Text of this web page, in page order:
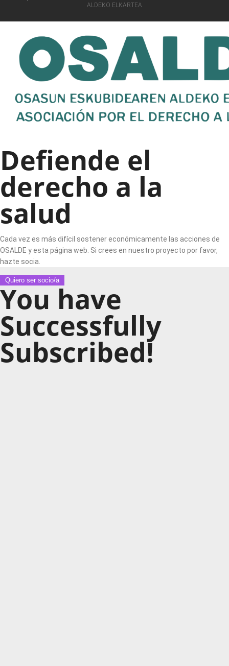
ALDEKO ELKARTEA
Defiende el
derecho a la
salud
Cada vez es más difícil sostener económicamente las acciones de
OSALDE y esta página web. Si crees en nuestro proyecto por favor,
hazte socia.
Quiero ser socio/a
You have
Successfully
Subscribed!